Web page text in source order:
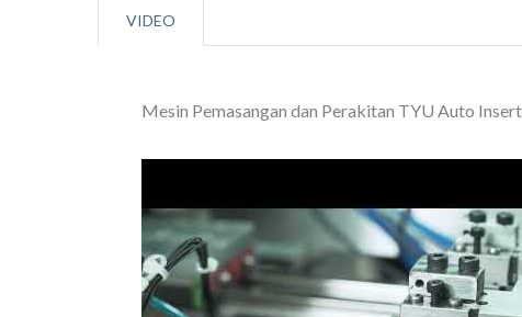
VIDEO
Mesin Pemasangan dan Perakitan TYU Auto